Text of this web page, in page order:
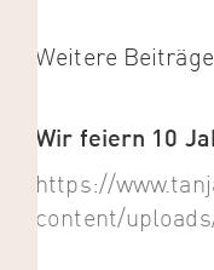
Weitere Beiträge
Wir feiern 10
https://
content/